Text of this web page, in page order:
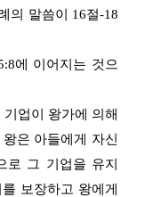
의 말씀이 16절-18
에 이어지는 것으
업이 왕가에 의해
은 아들에게 자신
로 그 기업을 유지
보장하고 왕에게